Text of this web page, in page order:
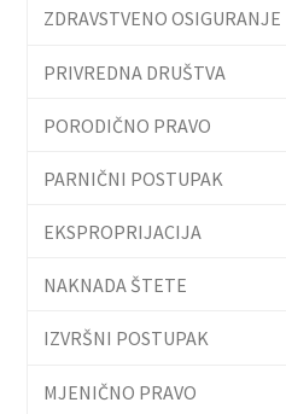
ZDRAVSTVENO OSIGURANJE
PRIVREDNA DRUŠTVA
PORODIČNO PRAVO
PARNIČNI POSTUPAK
EKSPROPRIJACIJA
NAKNADA ŠTETE
IZVRŠNI POSTUPAK
MJENIČNO PRAVO